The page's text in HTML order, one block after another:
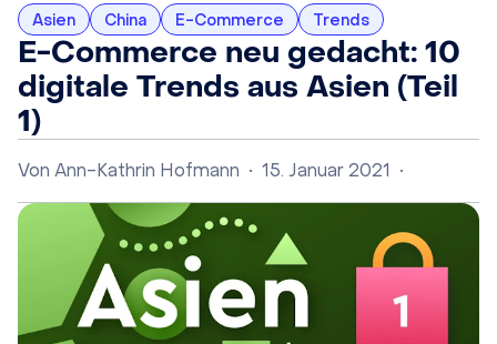
Asien China E-Commerce Trends
E-Commerce neu gedacht: 10
digitale Trends aus Asien (Teil
1)
Von Ann-Kathrin Hofmann • 15. Januar 2021 •